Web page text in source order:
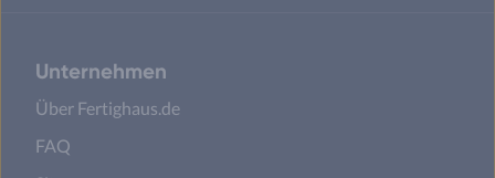
Unternehmen
Über Fertighaus.de
FAQ